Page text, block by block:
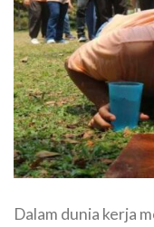
Dalam dunia kerja